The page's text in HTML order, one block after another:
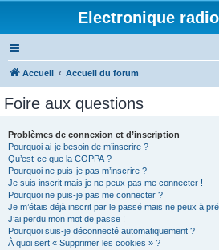
Electronique
Accueil Accueil du forum
Foire aux questions
Problèmes de connexion et d’inscription
Pourquoi ai-je besoin de m’inscrire ?
Qu’est-ce que la COPPA ?
Pourquoi ne puis-je pas m’inscrire ?
Je suis inscrit mais je ne peux pas me connecter !
Pourquoi ne puis-je pas me connecter ?
Je m’étais déjà inscrit par le passé mais ne peux à
J’ai perdu mon mot de passe !
Pourquoi suis-je déconnecté automatiquement ?
À quoi sert « Supprimer les cookies » ?